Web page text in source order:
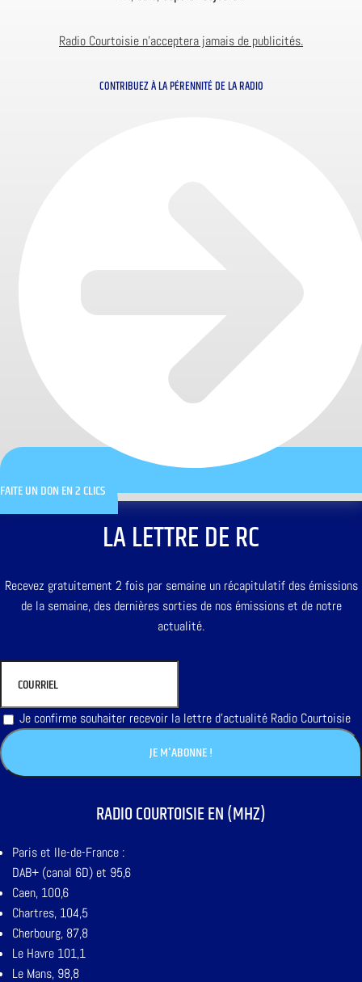
Radio Courtoisie n’acceptera jamais de publicités.
CONTRIBUEZ À LA PÉRENNITÉ DE LA RADIO
FAITE UN DON EN 2 CLICS
LA LETTRE DE RC
Recevez gratuitement 2 fois par semaine un récapitulatif des émissions
de la semaine, des dernières sorties de nos émissions et de notre
actualité.
Je confirme souhaiter recevoir la lettre d'actualité Radio Courtoisie
RADIO COURTOISIE EN (MHZ)
Paris et Ile-de-France :
DAB+ (canal 6D) et 95,6
Caen, 100,6
Chartres, 104,5
Cherbourg, 87,8
Le Havre 101,1
Le Mans, 98,8